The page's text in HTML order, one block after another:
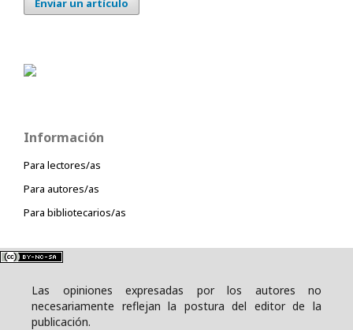
Enviar un artículo
Información
Para lectores/as
Para autores/as
Para bibliotecarios/as
Las opiniones expresadas por los autores no
necesariamente reflejan la postura del editor de la
publicación.